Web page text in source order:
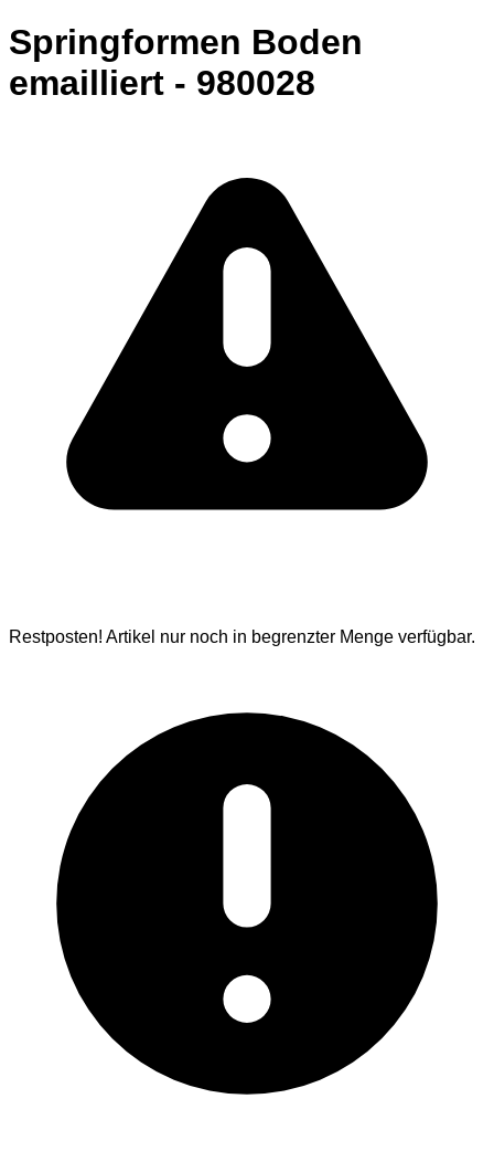
Springformen Boden
emailliert - 980028
Restposten! Artikel nur noch in begrenzter Menge verfügbar.